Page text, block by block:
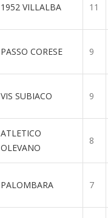
1952 VILLALBA 11
PASSO CORESE 9
VIS SUBIACO 9
ATLETICO
OLEVANO
8
PALOMBARA 7